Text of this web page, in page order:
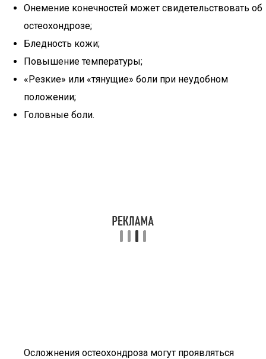
Онемение конечностей может свидетельствовать об
остеохондрозе;
Бледность кожи;
Повышение температуры;
«Резкие» или «тянущие» боли при неудобном
положении;
Головные боли.
Осложнения остеохондроза могут проявляться